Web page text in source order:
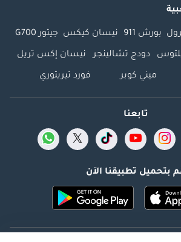
بورش 911 نيسان كيكس جيتور G700
دودج تشالينجر نيسان إكس تريل
ميني كوبر فورد تيريتوري
تابعنا
بتحميل تطبيقنا الآن